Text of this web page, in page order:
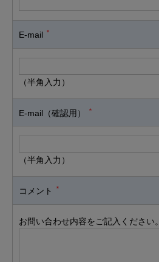
E-mail ＊
（半角入力）
E-mail（確認用） ＊
（半角入力）
コメント ＊
お問い合わせ内容をご記入ください。